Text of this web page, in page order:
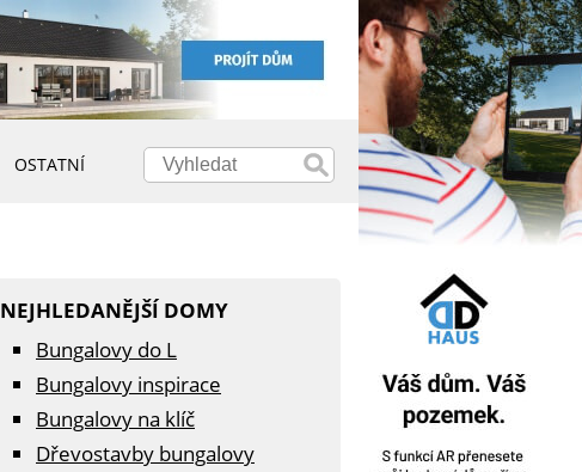
OSTATNÍ
NEJHLEDANĚJŠÍ DOMY
Bungalovy do L
Bungalovy inspirace
Bungalovy na klíč
Dřevostavby bungalovy